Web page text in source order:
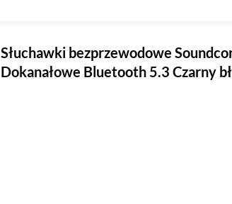
Słuchawki bezprzewodowe
Dokanałowe Bluetooth 5.3 Czarny